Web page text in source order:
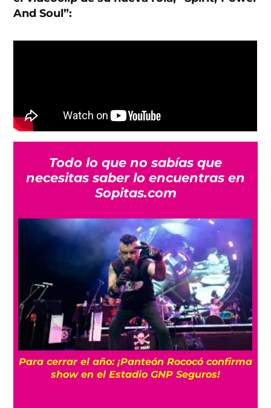
And Soul”:
Todo lo que no sabías que
necesitas saber lo encuentras en
Sopitas.com
Para cerrar el año: ¡Panteón Rococó confirma
show en el Estadio GNP Seguros!